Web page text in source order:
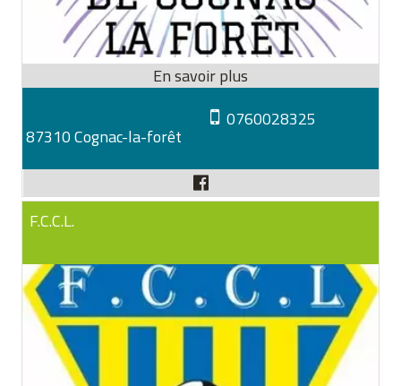
87310 Cognac-la-forêt
0760028325
F.C.C.L.